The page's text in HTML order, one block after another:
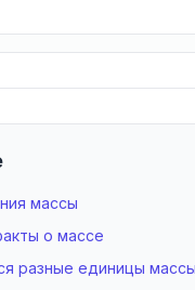
массы
о массе
разные единицы массы